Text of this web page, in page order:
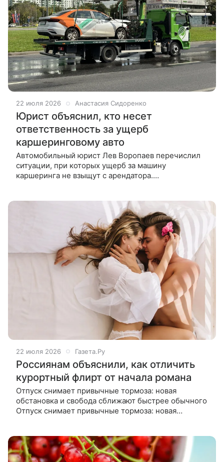
22 июля 2026 Анастасия Сидоренко
Юрист объяснил, кто несет
ответственность за ущерб
каршеринговому авто
Автомобильный юрист Лев Воропаев перечислил
ситуации, при которых ущерб за машину
каршеринга не взыщут с арендатора.
22 июля 2026 Газета.Ру
Россиянам объяснили, как отличить
курортный флирт от начала романа
Отпуск снимает привычные тормоза: новая
обстановка и свобода сближают быстрее обычного
Отпуск снимает привычные тормоза: новая